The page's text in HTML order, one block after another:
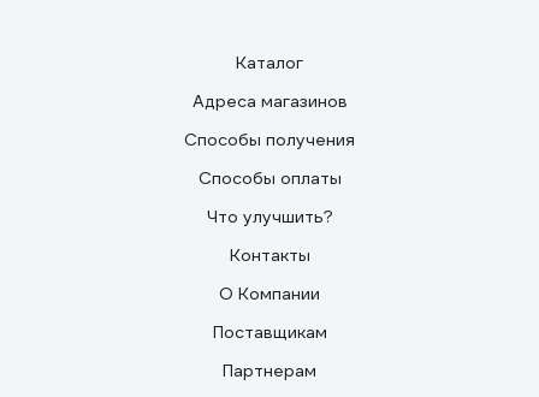
Каталог
Адреса магазинов
Способы получения
Способы оплаты
Что улучшить?
Контакты
О Компании
Поставщикам
Партнерам